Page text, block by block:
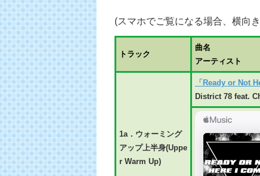
(スマホでご覧になる場合、横向
トラック
曲名
アーティスト
1a．ウォーミング
アップ上半身(Uppe
r Warm Up)
「Ready or Not
District 78 feat.